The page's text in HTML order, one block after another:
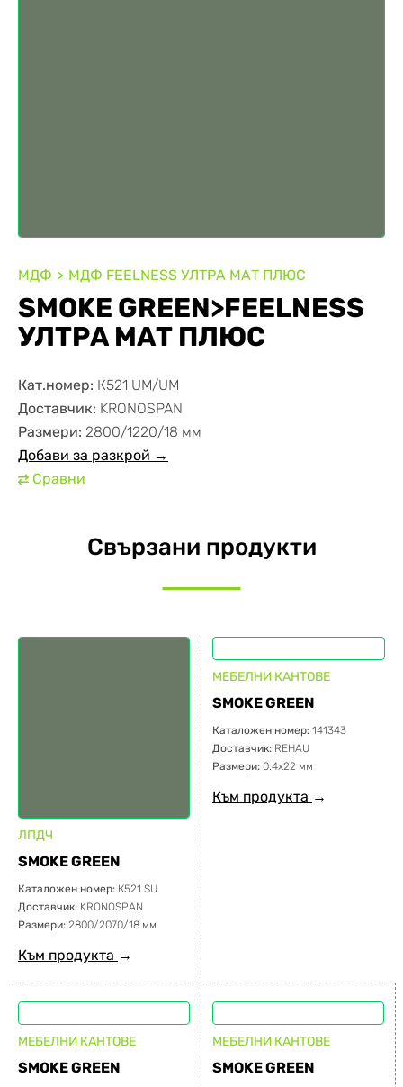
МДФ МДФ FEELNESS УЛТРА МАТ ПЛЮС
SMOKE GREEN>FEELNESS
УЛТРА МАТ ПЛЮС
Кат.номер: К521 UM/UM
Доставчик: KRONOSPAN
Размери: 2800/1220/18 мм
Добави за разкрой →
⇄ Сравни
Свързани продукти
ЛПДЧ
SMOKE GREEN
Каталожен номер: К521 SU
Доставчик: KRONOSPAN
Размери: 2800/2070/18 мм
Към продукта →
МЕБЕЛНИ КАНТОВЕ
SMOKE GREEN
Каталожен номер: 141343
Доставчик: REHAU
Размери: 0.4х22 мм
Към продукта →
МЕБЕЛНИ КАНТОВЕ
SMOKE GREEN
МЕБЕЛНИ КАНТОВЕ
SMOKE GREEN